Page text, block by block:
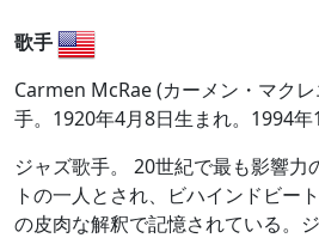
歌手
Carmen McRae (カーメン・マク
手。1920年4月8日生まれ。1994年
ジャズ歌手。 20世紀で最も影響力
トの一人とされ、ビハインドビー
の皮肉な解釈で記憶されている。